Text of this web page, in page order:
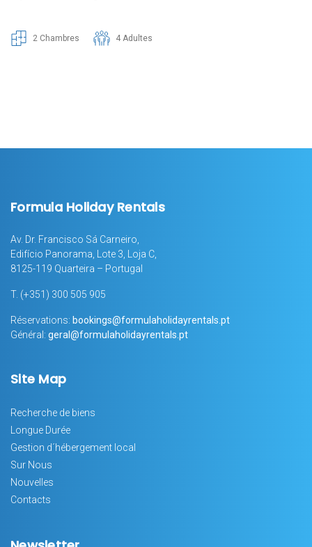
2 Chambres 4 Adultes
Formula Holiday Rentals
Av. Dr. Francisco Sá Carneiro,
Edifício Panorama, Lote 3, Loja C,
8125-119 Quarteira – Portugal
T. (+351) 300 505 905
Réservations: bookings@formulaholidayrentals.pt
Général: geral@formulaholidayrentals.pt
Site Map
Recherche de biens
Longue Durée
Gestion d´hébergement local
Sur Nous
Nouvelles
Contacts